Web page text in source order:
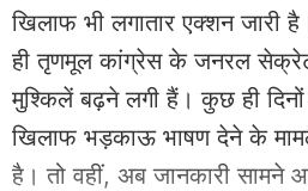
खिलाफ भी लगातार एक्शन जारी
ही तृणमूल कांग्रेस के जनरल
मुश्किलें बढ़ने लगी हैं। कुछ ही
खिलाफ भड़काऊ भाषण देने के
है। तो वहीं, अब जानकारी सामने